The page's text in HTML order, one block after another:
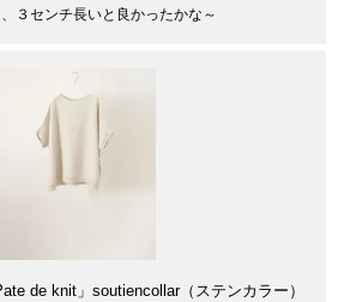
３センチ長いと良かったかな～
de knit」soutiencollar（ステンカラー）